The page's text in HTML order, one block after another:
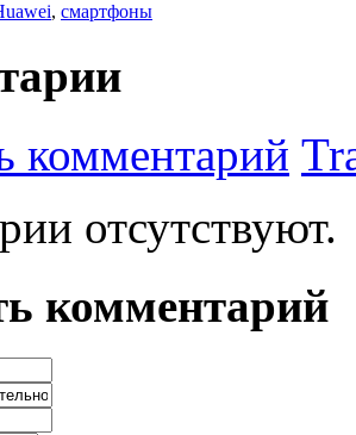
, смартфоны
комментарий
отсутствуют.
комментарий